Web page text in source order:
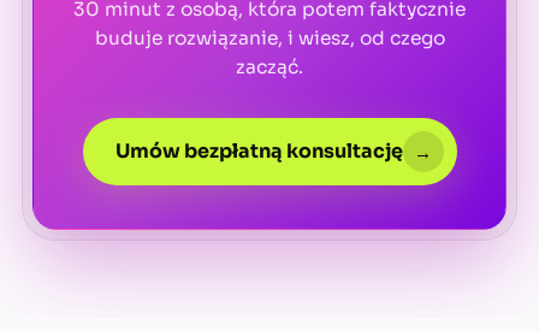
30 minut z osobą, która potem faktycznie
buduje rozwiązanie, i wiesz, od czego
zacząć.
Umów bezpłatną konsultację →